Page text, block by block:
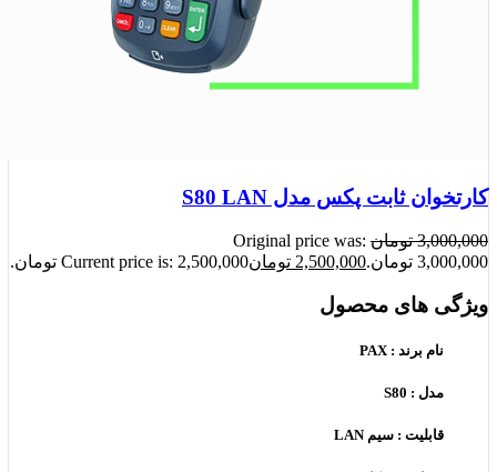
کارتخوان ثابت پکس مدل S80 LAN
3,000,000 تومان Original price was:
3,000,000 تومان.
2,500,000 تومانCurrent price is: 2,500,000 تومان.
ویژگی های محصول
نام برند : PAX
مدل : S80
قابلیت : سیم LAN